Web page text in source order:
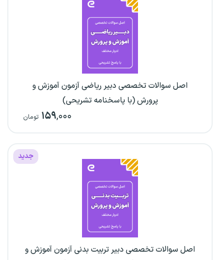
اصل سوالات تخصصی دبیر ریاضی آزمون آموزش و
پرورش (با پاسخنامه تشریحی)
۱۵۹,۰۰۰ تومان
جدید
اصل سوالات تخصصی دبیر تربیت بدنی آزمون آموزش و